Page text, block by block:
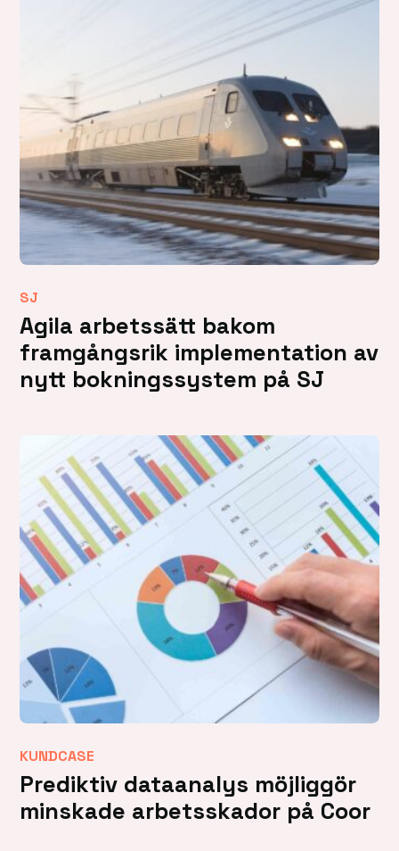
SJ
Agila arbetssätt bakom
framgångsrik implementation av
nytt bokningssystem på SJ
KUNDCASE
Prediktiv dataanalys möjliggör
minskade arbetsskador på Coor